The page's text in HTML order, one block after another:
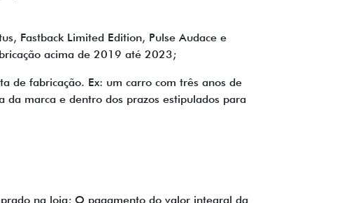
Fastback Limited Edition, Pulse Audace e
acima de 2019 até 2023;
de fabricação. Ex: um carro com três anos de
marca e dentro dos prazos estipulados para
na loja; O pagamento do valor integral da